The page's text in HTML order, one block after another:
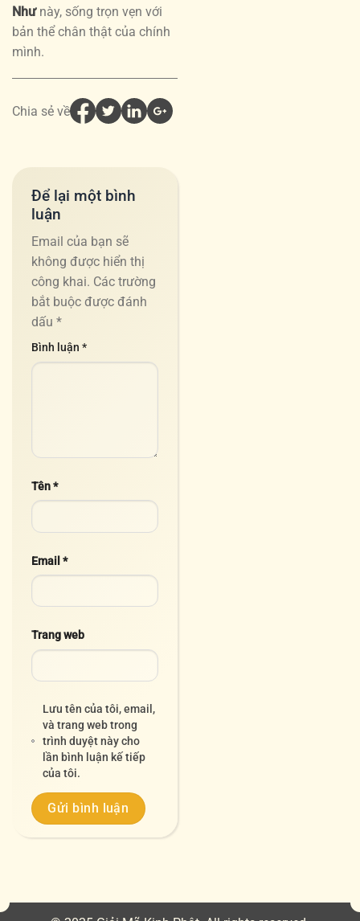
Nhưnày, sống trọn vẹn với
bản thể chân thật của chính
mình.
Chia sẻ về
Để lại một bình
luận
Email của bạn sẽ
không được hiển thị
công khai. Các trường
bắt buộc được đánh
dấu *
Bình luận *
Tên*
Email *
Trang web
Lưu tên của tôi, email,
và trang web trong
trình duyệt này cho
lần bình luận kế tiếp
của tôi.